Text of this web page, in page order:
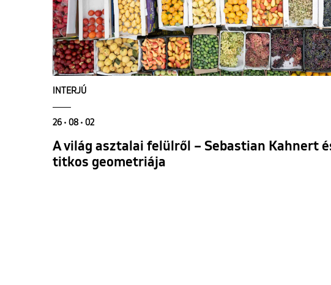
INTERJÚ
26 • 08 • 02
A világ asztalai felülről – Sebastian Kahnert
titkos geometriája